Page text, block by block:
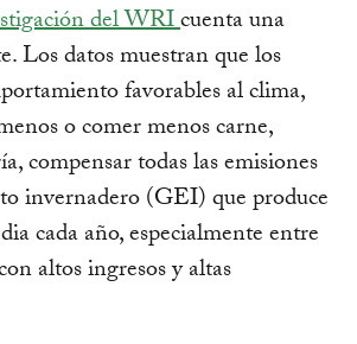
del WRIcuenta una
Los datos muestran que los
favorables al clima,
o comer menos carne,
compensar todas las emisiones
invernadero (GEI) que produce
cada año, especialmente entre
altos ingresos y altas